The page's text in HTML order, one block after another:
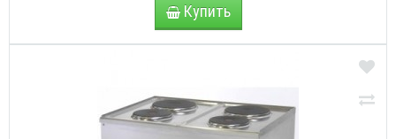
Купить